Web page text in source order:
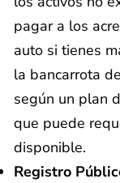
pagar a los
auto si tienes
la bancarrota
según un plan
que puede
disponible.
Registro